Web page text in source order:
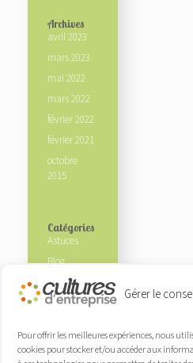
Gérer le
Pour offrir les meilleures expériences, nous
cookies pour stocker et/ou accéder aux
Archives
avril 2023
mars 2023
mai 2022
mars 2022
février 2022
février 2021
octobre
2015
Catégories
Astuces
Blog
Ecosysteme
Experts
Nos clients